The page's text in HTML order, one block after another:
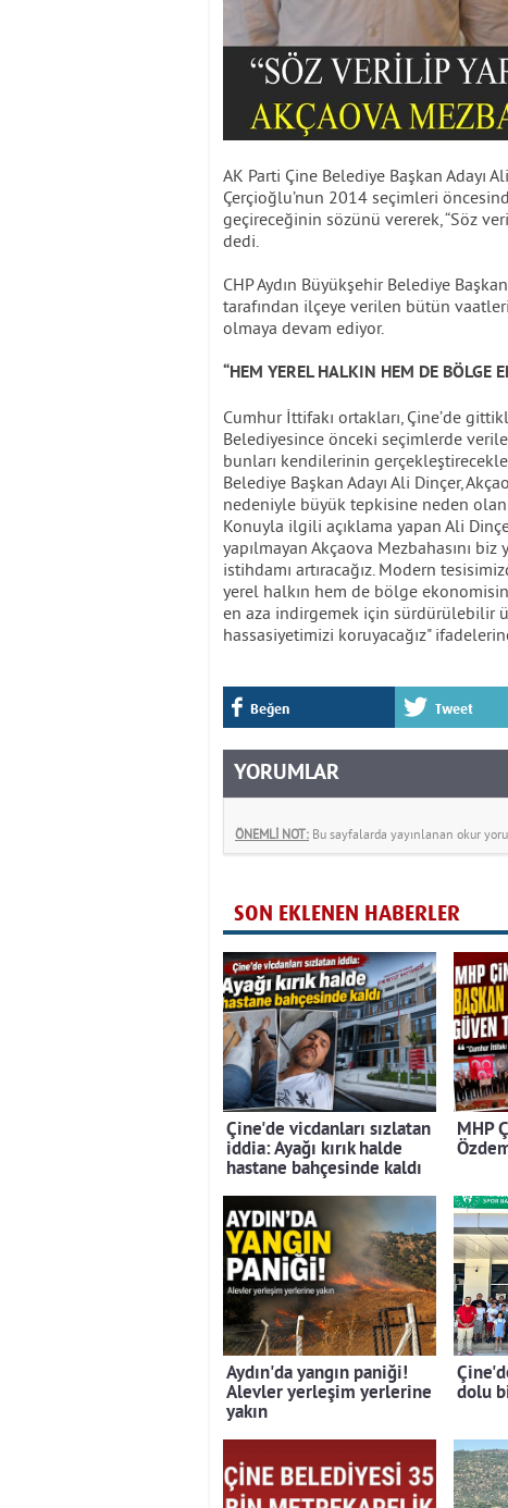
AK Parti Çine Belediye Başkan Adayı
Çerçioğlu’nun 2014 seçimleri
geçireceğinin sözünü vererek, “Söz
dedi.
CHP Aydın Büyükşehir Belediye
tarafından ilçeye verilen bütün
olmaya devam ediyor.
“HEM YEREL HALKIN HEM DE BÖLGE
Cumhur İttifakı ortakları, Çine’de
Belediyesince önceki seçimlerde
bunları kendilerinin
Belediye Başkan Adayı Ali Dinçer,
nedeniyle büyük tepkisine neden olan
Konuyla ilgili açıklama yapan Ali
yapılmayan Akçaova Mezbahasını
istihdamı artıracağız. Modern
yerel halkın hem de bölge
en aza indirgemek için sürdürülebilir
hassasiyetimizi koruyacağız"
Beğen Tweet
YORUMLAR
ÖNEMLİ NOT: Bu sayfalarda yayınlanan okur
SON EKLENEN HABERLER
Çine'de vicdanları sızlatan
iddia: Ayağı kırık halde
hastane bahçesinde kaldı
MHP
Aydın'da yangın paniği!
Alevler yerleşim yerlerine
yakın
dolu